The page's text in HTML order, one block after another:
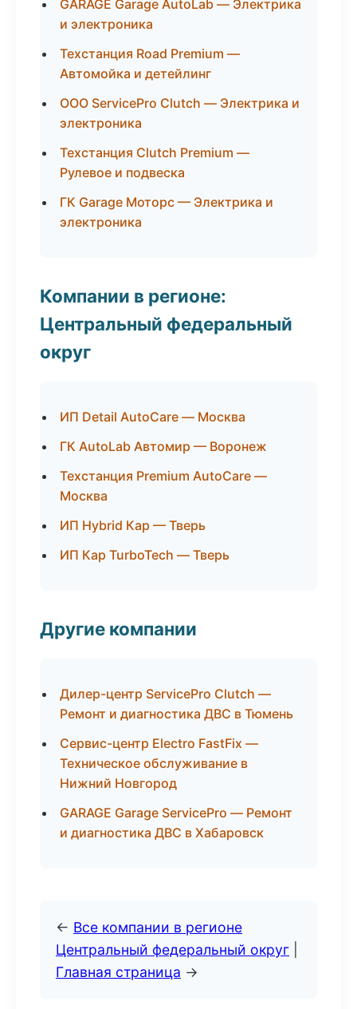
GARAGE Garage AutoLab — Электрика
и электроника
Техстанция Road Premium —
Автомойка и детейлинг
ООО ServicePro Clutch — Электрика и
электроника
Техстанция Clutch Premium —
Рулевое и подвеска
ГК Garage Моторс — Электрика и
электроника
Компании в регионе:
Центральный федеральный
округ
ИП Detail AutoCare — Москва
ГК AutoLab Автомир — Воронеж
Техстанция Premium AutoCare —
Москва
ИП Hybrid Кар — Тверь
ИП Кар TurboTech — Тверь
Другие компании
Дилер-центр ServicePro Clutch —
Ремонт и диагностика ДВС в Тюмень
Сервис-центр Electro FastFix —
Техническое обслуживание в
Нижний Новгород
GARAGE Garage ServicePro — Ремонт
и диагностика ДВС в Хабаровск
← Все компании в регионе
Центральный федеральный округ
Главная страница →